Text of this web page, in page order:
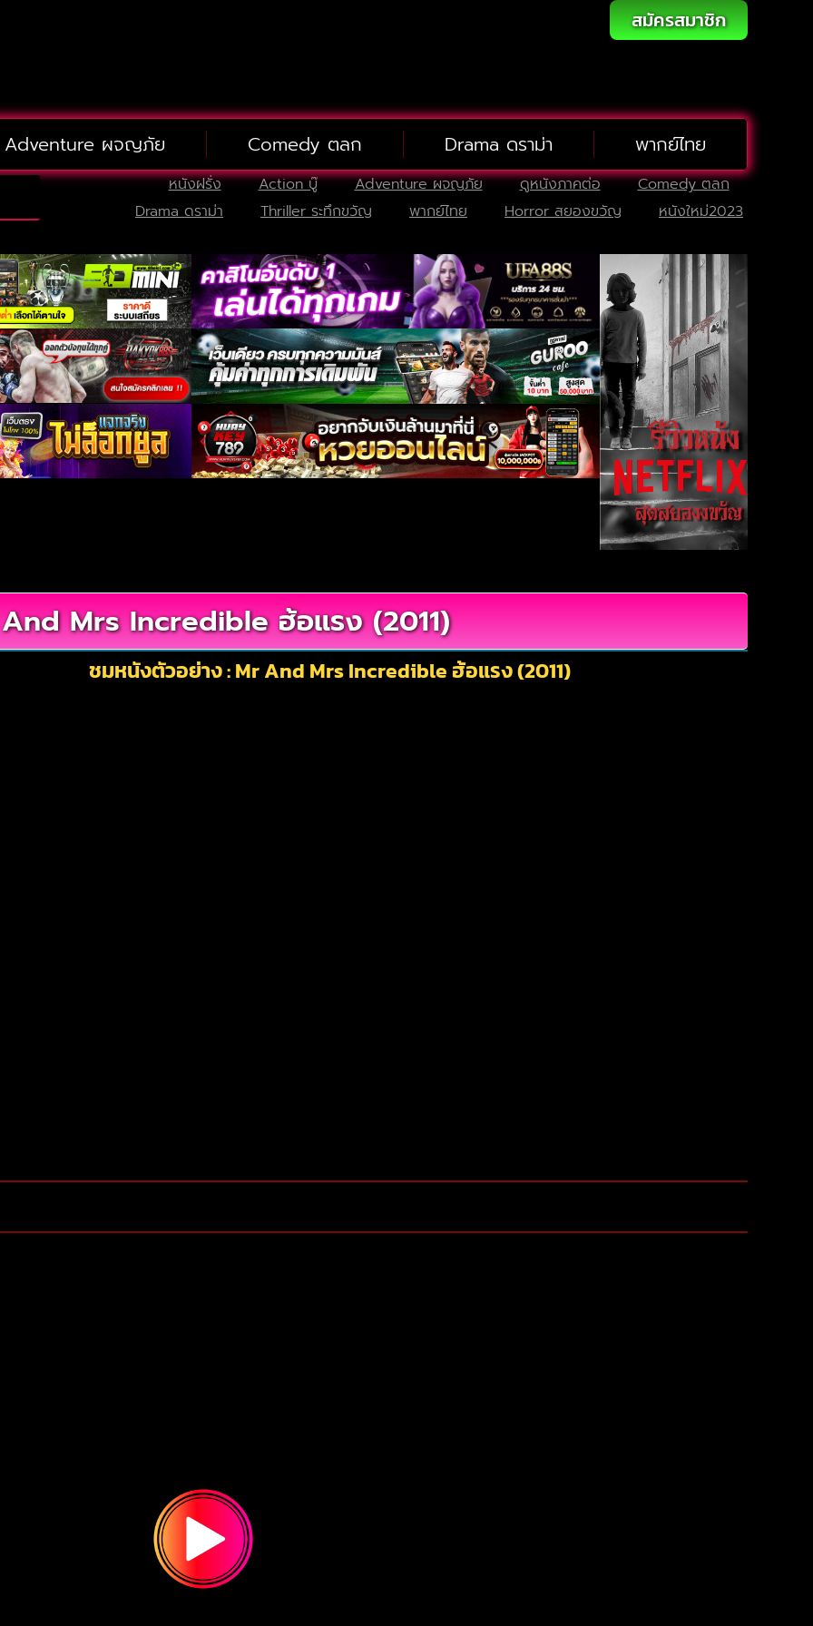
สมัครสมาชิก
Adventure ผจญภัย Comedy ตลก Drama ดราม่า พากย์ไทย
หนังฝรั่ง Action บู๊ Adventure ผจญภัย ดูหนังภาคต่อ
Comedy ตลก
Drama ดราม่า
Thriller ระทึกขวัญ พากย์ไทย Horror สยองขวัญ หนังใหม่2023
Mrs Incredible ฮ้อแรง (2011)
ชมหนังตัวอย่าง : Mr And Mrs Incredible ฮ้อแรง (2011)